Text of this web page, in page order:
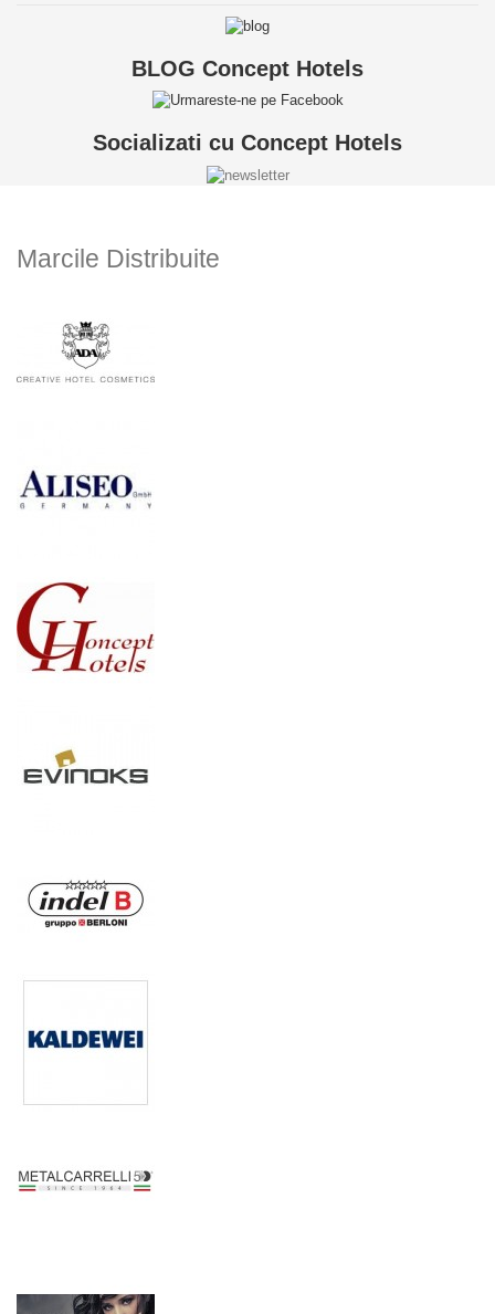
BLOG Concept Hotels
Socializati cu Concept Hotels
Marcile Distribuite